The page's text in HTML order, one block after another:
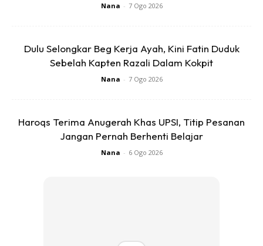
A Post Shared By Zizie Izette (@zizieizette)
Nana - 7 Ogo 2026
Dulu Selongkar Beg Kerja Ayah, Kini Fatin Duduk
Sebelah Kapten Razali Dalam Kokpit
Nana - 7 Ogo 2026
Haroqs Terima Anugerah Khas UPSI, Titip Pesanan
Jangan Pernah Berhenti Belajar
Nana - 6 Ogo 2026